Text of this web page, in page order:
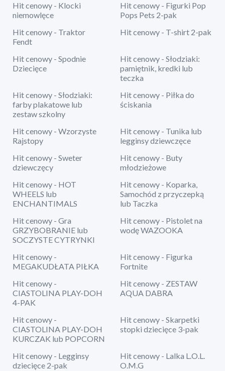
Hit cenowy - Klocki
niemowlęce
Hit cenowy - Figurki Pop
Pops Pets 2-pak
Hit cenowy - Traktor
Fendt
Hit cenowy - T-shirt 2-pak
Hit cenowy - Spodnie
Dziecięce
Hit cenowy - Słodziaki:
pamiętnik, kredki lub
teczka
Hit cenowy - Słodziaki:
farby plakatowe lub
zestaw szkolny
Hit cenowy - Piłka do
ściskania
Hit cenowy - Wzorzyste
Rajstopy
Hit cenowy - Tunika lub
legginsy dziewczęce
Hit cenowy - Sweter
dziewczęcy
Hit cenowy - Buty
młodzieżowe
Hit cenowy - HOT
WHEELS lub
ENCHANTIMALS
Hit cenowy - Koparka,
Samochód z przyczepką
lub Taczka
Hit cenowy - Gra
GRZYBOBRANIE lub
SOCZYSTE CYTRYNKI
Hit cenowy - Pistolet na
wodę WAZOOKA
Hit cenowy -
MEGAKUDŁATA PIŁKA
Hit cenowy - Figurka
Fortnite
Hit cenowy -
CIASTOLINA PLAY-DOH
4-PAK
Hit cenowy - ZESTAW
AQUA DABRA
Hit cenowy -
CIASTOLINA PLAY-DOH
KURCZAK lub POPCORN
Hit cenowy - Skarpetki
stopki dziecięce 3-pak
Hit cenowy - Legginsy
dziecięce 2-pak
Hit cenowy - Lalka L.O.L.
O.M.G